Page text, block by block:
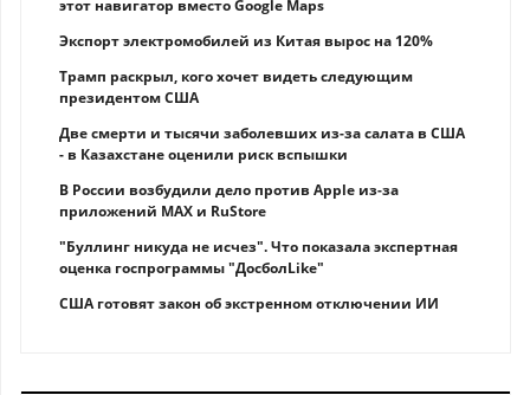
этот навигатор вместо Google Maps
Экспорт электромобилей из Китая вырос на 120%
Трамп раскрыл, кого хочет видеть следующим
президентом США
Две смерти и тысячи заболевших из-за салата в США
- в Казахстане оценили риск вспышки
В России возбудили дело против Apple из-за
приложений MAX и RuStore
"Буллинг никуда не исчез". Что показала экспертная
оценка госпрограммы "ДосболLike"
США готовят закон об экстренном отключении ИИ